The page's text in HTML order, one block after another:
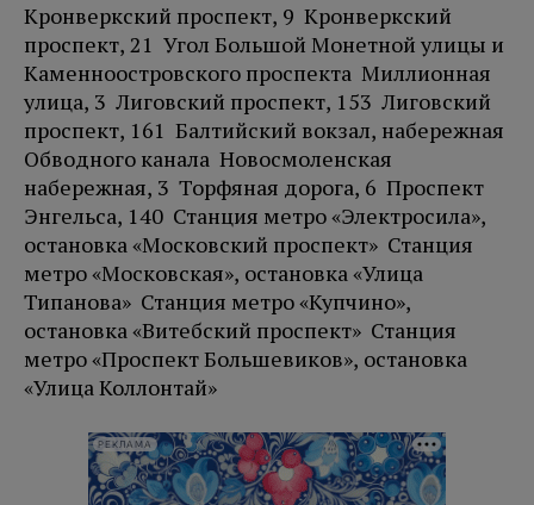
Кронверкский проспект, 9 Кронверкский
проспект, 21 Угол Большой Монетной улицы и
Каменноостровского проспекта Миллионная
улица, 3 Лиговский проспект, 153 Лиговский
проспект, 161 Балтийский вокзал, набережная
Обводного канала Новосмоленская
набережная, 3 Торфяная дорога, 6 Проспект
Энгельса, 140 Станция метро «Электросила»,
остановка «Московский проспект» Станция
метро «Московская», остановка «Улица
Типанова» Станция метро «Купчино»,
остановка «Витебский проспект» Станция
метро «Проспект Большевиков», остановка
«Улица Коллонтай»
РЕКЛАМА